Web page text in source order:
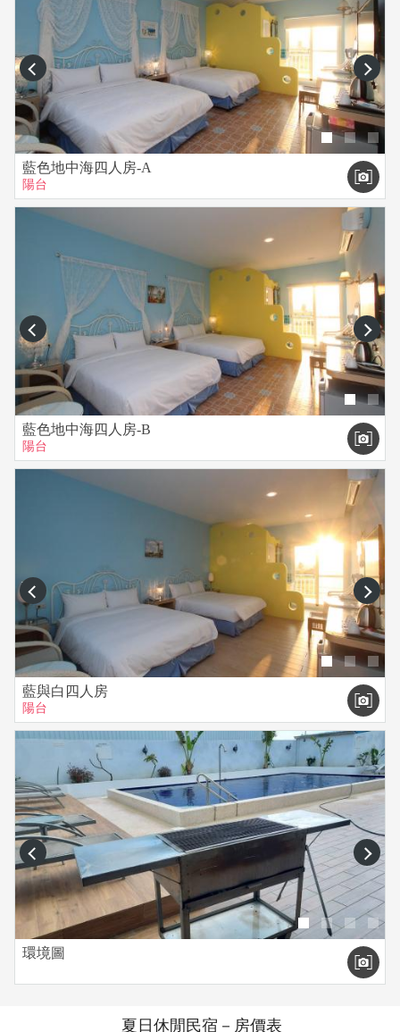
prev next
藍色地中海四人房-A
陽台
prev next
藍色地中海四人房-B
陽台
prev next
藍與白四人房
陽台
prev next
環境圖
夏日休閒民宿－房價表